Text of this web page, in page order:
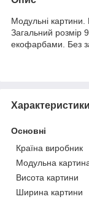
Модульні картини.
Загальний розмір
екофарбами. Без
Характеристики
Основні
Країна виробник
Модульна
Висота картини
Ширина картини